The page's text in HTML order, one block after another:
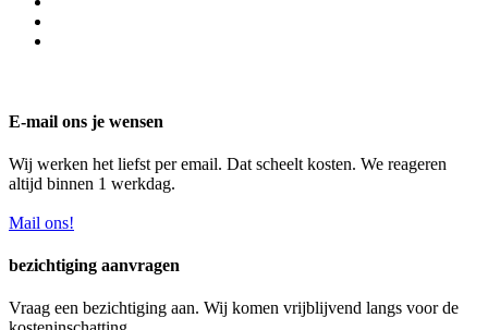
E-mail ons je wensen
Wij werken het liefst per email. Dat scheelt kosten. We reageren
altijd binnen 1 werkdag.
Mail ons!
bezichtiging aanvragen
Vraag een bezichtiging aan. Wij komen vrijblijvend langs voor de